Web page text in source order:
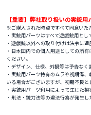
【重要】弊社取り扱いの実銃
※ご購入された時点ですべて同意いた
・実銃用パーツはすべて遊戯銃用とし
・遊戯銃以外への取り付けは法令に
・日本国内での個人用途としての所
ください。
・デザイン、仕様、外観等は予告なく
・実銃用パーツ特有のムラや初期傷
いる場合がございますが、初期不良と
・実銃用パーツ利用によって生じた
・刑法・銃刀法等の違法行為が発生